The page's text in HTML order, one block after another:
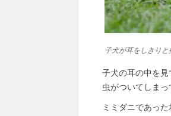
子犬が耳をしきりと
子犬の耳の中を
虫がついてしまっ
ミミダニであっ